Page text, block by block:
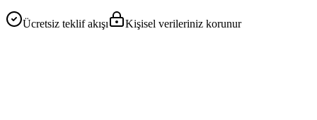
Ücretsiz teklif akışı Kişisel verileriniz korunur